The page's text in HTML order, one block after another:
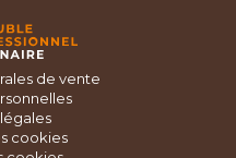
de vente
cookies